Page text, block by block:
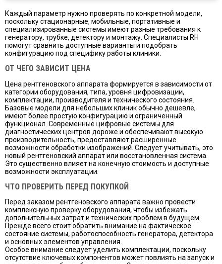
Каждый параметр нужно проверять по конкретной модели,
поскольку стационарные, мобильные, портативные и
специализированные системы имеют разные требования к
генератору, трубке, детектору и монтажу. Специалисты RH
помогут сравнить доступные варианты и подобрать
конфигурацию под специфику работы клиники.
ОТ ЧЕГО ЗАВИСИТ ЦЕНА
Цена рентгеновского аппарата формируется в зависимости от
категории оборудования, типа, уровня цифровизации,
комплектации, производителя и технического состояния.
Базовые модели для небольших клиник обычно дешевле,
имеют более простую конфигурацию и ограниченный
функционал. Современные цифровые системы для
диагностических центров дороже и обеспечивают высокую
производительность, предоставляют расширенные
возможности обработки изображений. Следует учитывать, это
новый рентгеновский аппарат или восстановленная система.
Это существенно влияет на конечную стоимость и доступные
возможности эксплуатации.
ЧТО ПРОВЕРИТЬ ПЕРЕД ПОКУПКОЙ
Перед заказом рентгеновского аппарата важно провести
комплексную проверку оборудования, чтобы избежать
дополнительных затрат и технических проблем в будущем.
Прежде всего стоит обратить внимание на фактическое
состояние системы, работоспособность генератора, детектора
и основных элементов управления.
Особое внимание следует уделить комплектации, поскольку
отсутствие ключевых компонентов может повлиять на запуск и